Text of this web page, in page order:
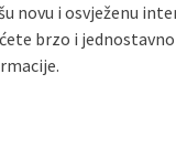
novu i osvježenu
brzo i